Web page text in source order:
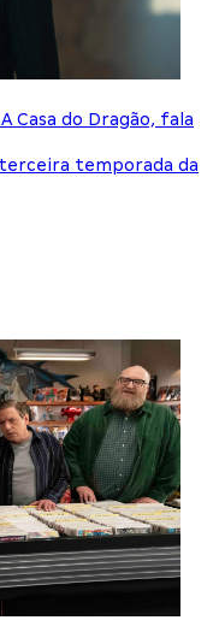
Casa do Dragão, fala
temporada da